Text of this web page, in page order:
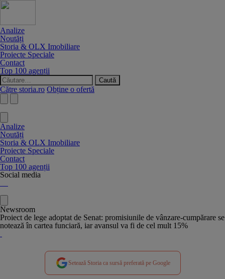
Analize
Noutăți
Storia & OLX Imobiliare
Proiecte Speciale
Contact
Top 100 agenții
Caută
după:
Către storia.ro Obține o ofertă
Analize
Noutăți
Storia & OLX Imobiliare
Proiecte Speciale
Contact
Top 100 agenții
Social media
Newsroom
Proiect de lege adoptat de Senat: promisiunile de vânzare-cumpărare se
notează în cartea funciară, iar avansul va fi de cel mult 15%
Setează Storia ca sursă preferată pe Google